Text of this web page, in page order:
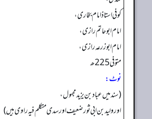
کوفی استاذ امام بخاری،
امام ابوحاتم رازی،
امام ابوزرعہ رازی،
متوفی 225ھ
نوٹ:
(سند میں عباد بن یزید مجہول،
اور ولید بن ابی ثور ضعیف اور سدی متکلم فیہ راوی ہیں)